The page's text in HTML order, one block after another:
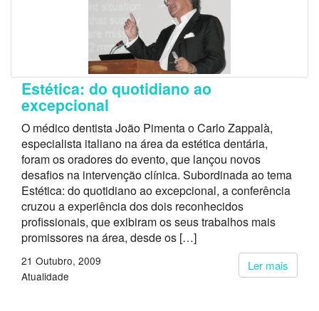
Estética: do quotidiano ao
excepcional
O médico dentista João Pimenta o Carlo Zappalà,
especialista italiano na área da estética dentária,
foram os oradores do evento, que lançou novos
desafios na intervenção clínica. Subordinada ao tema
Estética: do quotidiano ao excepcional, a conferência
cruzou a experiência dos dois reconhecidos
profissionais, que exibiram os seus trabalhos mais
promissores na área, desde os […]
Ler mais
21 Outubro, 2009
Atualidade